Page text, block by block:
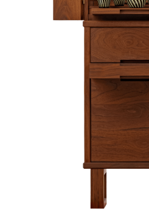
暮らしに寄
仏壇・仏具
カリモクや飛騨家具とのコラボ
暮らしになじむ、
シンプルなお仏壇